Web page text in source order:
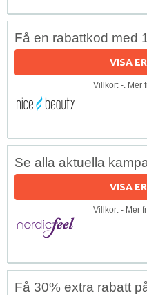
Få en rabattkod med
VISA
Villkor: -. Mer
Se alla aktuella
VISA
Villkor: - Mer
Få 30% extra rabatt